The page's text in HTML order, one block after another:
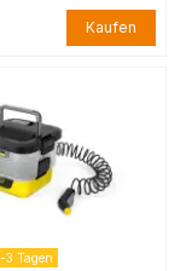
Kaufen
3 Tagen